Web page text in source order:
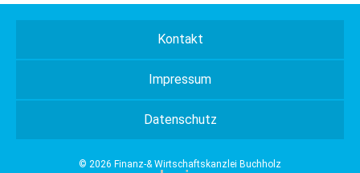
Kontakt
Impressum
Datenschutz
© 2026 Finanz-& Wirtschaftskanzlei Buchholz